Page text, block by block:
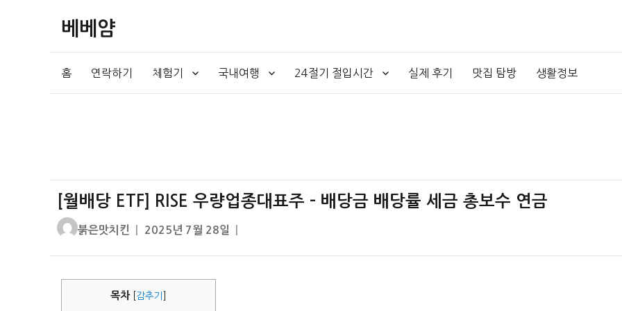
베베얌
홈 연락하기 체험기 국내여행 24절기 절입시간 실제 후기 맛집 탐방 생활정보
[월배당 ETF] RISE 우량업종대표주 – 배당금 배당률 세금 총보수 연금
글
붉은맛치킨
작
자
2025년 7월 28일
목차 감추기